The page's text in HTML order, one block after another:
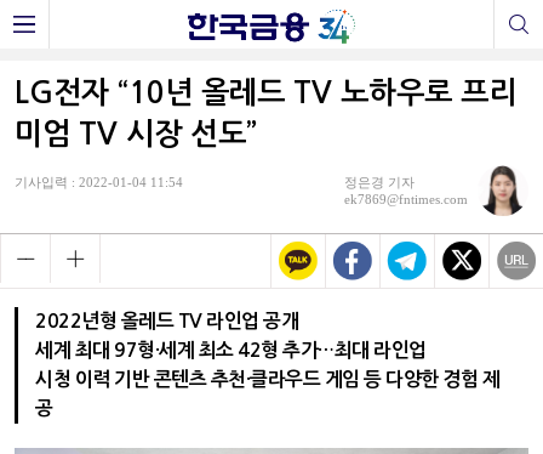
LG전자 “10년 올레드 TV 노하우로 프리
미엄 TV 시장 선도”
기사입력 : 2022-01-04 11:54
정은경 기자
ek7869@fntimes.com
2022년형 올레드 TV 라인업 공개
세계 최대 97형·세계 최소 42형 추가…최대 라인업
시청 이력 기반 콘텐츠 추천·클라우드 게임 등 다양한 경험 제
공